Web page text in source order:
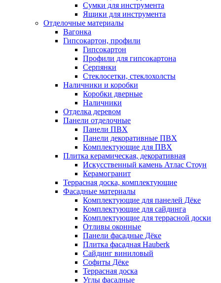
Сумки для инструмента
Ящики для инструмента
Отделочные материалы
Вагонка
Гипсокартон, профили
Гипсокартон
Профили для гипсокартона
Серпянки
Стеклосетки, стеклохолсты
Наличники и коробки
Коробки дверные
Наличники
Отделка деревом
Панели отделочные
Панели ПВХ
Панели декоративные ПВХ
Комплектующие для ПВХ
Плитка керамическая, декоративная
Искусственный камень Атлас Стоун
Керамогранит
Террасная доска, комплектующие
Фасадные материалы
Комплектующие для панелей Дёке
Комплектующие для сайдинга
Комплектующие для террасной доски
Отливы оконные
Панели фасадные Дёке
Плитка фасадная Hauberk
Сайдинг виниловый
Софиты Дёке
Террасная доска
Углы фасадные